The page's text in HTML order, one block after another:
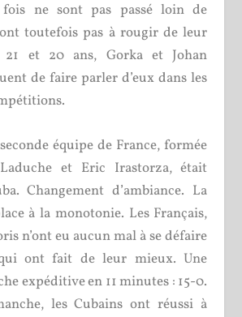
ne sont pas passé loin de
toutefois pas à rougir de leur
21 et 20 ans, Gorka et Johan
de faire parler d’eux dans les
équipe de France, formée
et Eric Irastorza, était
Changement d’ambiance. La
à la monotonie. Les Français,
n’ont eu aucun mal à se défaire
ont fait de leur mieux. Une
expéditive en 11 minutes : 15-0.
les Cubains ont réussi à